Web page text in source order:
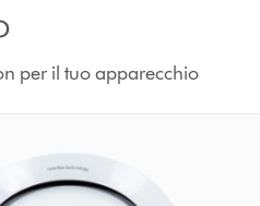
per il tuo apparecchio